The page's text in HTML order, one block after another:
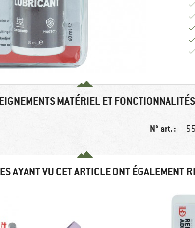
MATÉRIEL ET FONCTIONNALITÉS
N° art. :
AYANT VU CET ARTICLE ONT ÉGALEMENT